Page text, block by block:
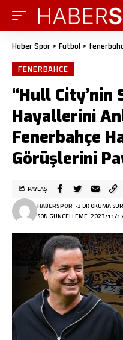
Haber Spor > Futbol >
FENERBAHCE
“Hull City’nin
Hayallerini
Fenerbahçe
Görüşlerini
SON GÜNCELLEME: 2023/11/
HABERSPOR 3 DK OKUMA
PAYLAŞ